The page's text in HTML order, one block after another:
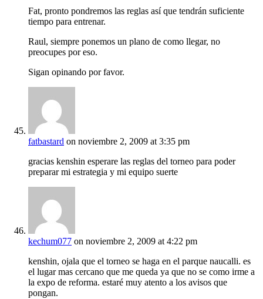
Fat, pronto pondremos las reglas así que tendrán suficiente
tiempo para entrenar.
Raul, siempre ponemos un plano de como llegar, no
preocupes por eso.
Sigan opinando por favor.
fatbastard on noviembre 2, 2009 at 3:35 pm
gracias kenshin esperare las reglas del torneo para poder
preparar mi estrategia y mi equipo suerte
kechum077 on noviembre 2, 2009 at 4:22 pm
kenshin, ojala que el torneo se haga en el parque naucalli. es
el lugar mas cercano que me queda ya que no se como irme a
la expo de reforma. estaré muy atento a los avisos que
pongan.